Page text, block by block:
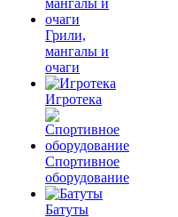
Грили,
мангалы и
очаги
Игротека
Спортивное
оборудование
Батуты